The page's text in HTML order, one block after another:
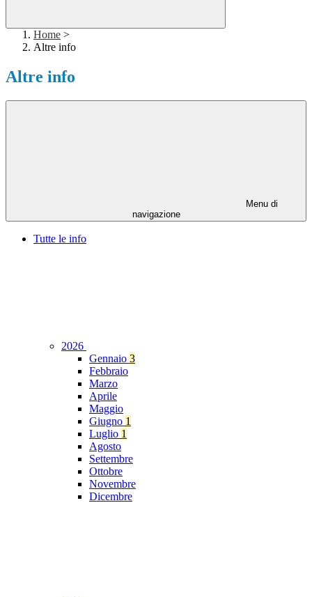
Home >
Altre info
Altre info
Menu di
navigazione
Tutte le info
2026
Gennaio 3
Febbraio
Marzo
Aprile
Maggio
Giugno 1
Luglio 1
Agosto
Settembre
Ottobre
Novembre
Dicembre